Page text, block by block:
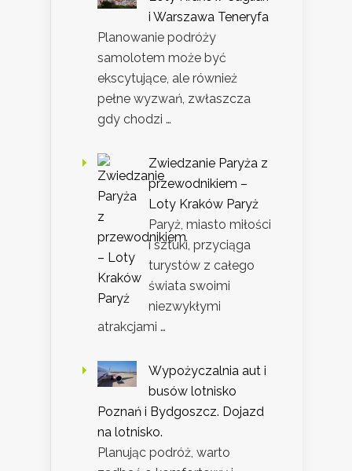
i Warszawa Teneryfa
Planowanie podróży
samolotem może być
ekscytujące, ale również
pełne wyzwań, zwłaszcza
gdy chodzi …
Zwiedzanie Paryża z
przewodnikiem –
Loty Kraków Paryż
Paryż, miasto miłości
i sztuki, przyciąga
turystów z całego
świata swoimi
niezwykłymi
atrakcjami …
Wypożyczalnia aut i
busów lotnisko
Poznań i Bydgoszcz. Dojazd
na lotnisko.
Planując podróż, warto